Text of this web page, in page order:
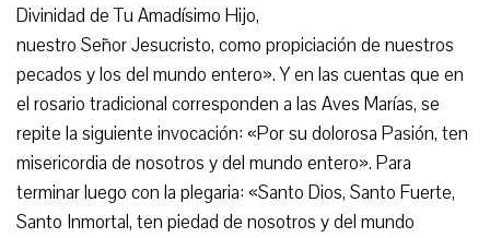
Divinidad de Tu Amadísimo Hijo,
nuestro Señor Jesucristo, como propiciación de nuestros
pecados y los del mundo entero». Y en las cuentas que en
el rosario tradicional corresponden a las Aves Marías, se
repite la siguiente invocación: «Por su dolorosa Pasión, ten
misericordia de nosotros y del mundo entero». Para
terminar luego con la plegaria: «Santo Dios, Santo Fuerte,
Santo Inmortal, ten piedad de nosotros y del mundo